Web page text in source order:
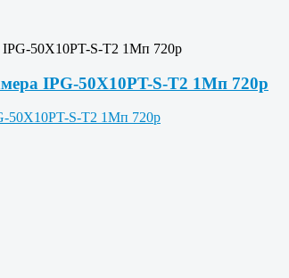
IPG-50X10PT-S-T2 1Мп 720p
IPG-50X10PT-S-T2 1Мп 720p